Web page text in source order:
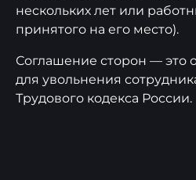
нескольких лет или
принятого на его место).
Соглашение сторон — это
для увольнения
Трудового кодекса России.